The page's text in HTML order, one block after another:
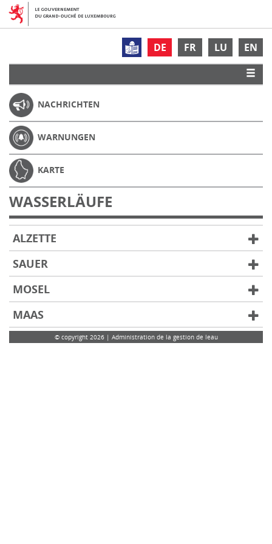
DE FR LU EN
NACHRICHTEN
WARNUNGEN
KARTE
WASSERLÄUFE
ALZETTE
SAUER
MOSEL
MAAS
© copyright 2026 | Administration de la gestion de leau